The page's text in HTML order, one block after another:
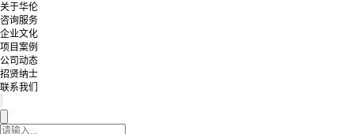
关于华伦
咨询服务
企业文化
项目案例
公司动态
招贤纳士
联系我们